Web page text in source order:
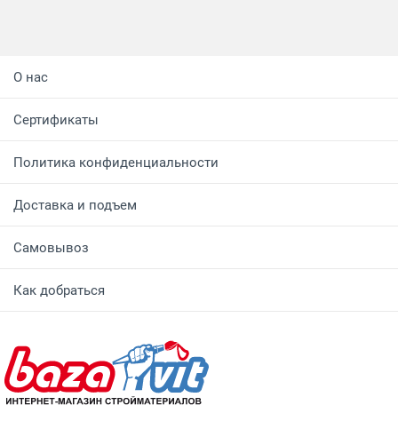
О нас
Сертификаты
Политика конфиденциальности
Доставка и подъем
Самовывоз
Как добраться